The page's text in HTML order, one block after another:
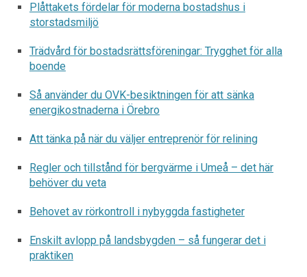
Plåttakets fördelar för moderna bostadshus i
storstadsmiljö
Trädvård för bostadsrättsföreningar: Trygghet för alla
boende
Så använder du OVK-besiktningen för att sänka
energikostnaderna i Örebro
Att tänka på när du väljer entreprenör för relining
Regler och tillstånd för bergvärme i Umeå – det här
behöver du veta
Behovet av rörkontroll i nybyggda fastigheter
Enskilt avlopp på landsbygden – så fungerar det i
praktiken